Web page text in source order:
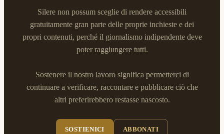
Silere non possum sceglie di rendere accessibili
gratuitamente gran parte delle proprie inchieste e dei
propri contenuti, perché il giornalismo indipendente deve
poter raggiungere tutti.
Sostenere il nostro lavoro significa permetterci di
continuare a verificare, raccontare e pubblicare ciò che
altri preferirebbero restasse nascosto.
SOSTIENICI ABBONATI